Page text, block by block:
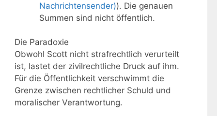
Nachrichtensender)). Die genauen
Summen sind nicht öffentlich.
Die Paradoxie
Obwohl Scott nicht strafrechtlich verurteilt
ist, lastet der zivilrechtliche Druck auf ihm.
Für die Öffentlichkeit verschwimmt die
Grenze zwischen rechtlicher Schuld und
moralischer Verantwortung.